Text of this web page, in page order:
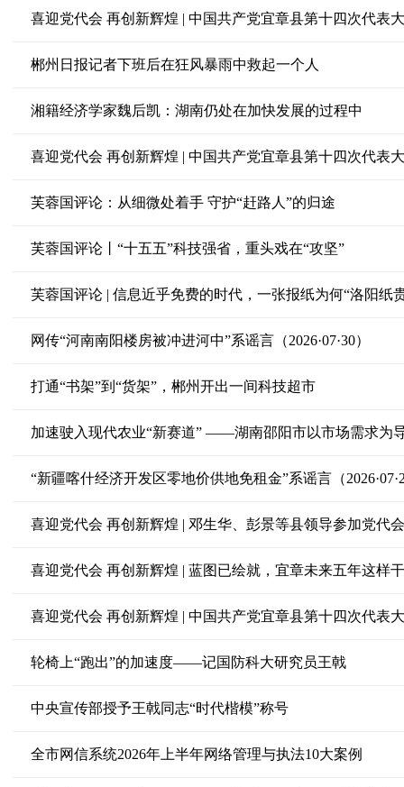
喜迎党代会 再创新辉煌 | 中国共产党宜章县第十四次代表
郴州日报记者下班后在狂风暴雨中救起一个人
湘籍经济学家魏后凯：湖南仍处在加快发展的过程中
喜迎党代会 再创新辉煌 | 中国共产党宜章县第十四次代表
芙蓉国评论：从细微处着手 守护“赶路人”的归途
芙蓉国评论丨“十五五”科技强省，重头戏在“攻坚”
芙蓉国评论 | 信息近乎免费的时代，一张报纸为何“洛阳纸
网传“河南南阳楼房被冲进河中”系谣言（2026·07·30）
打通“书架”到“货架”，郴州开出一间科技超市
加速驶入现代农业“新赛道” ——湖南邵阳市以市场需求为
“新疆喀什经济开发区零地价供地免租金”系谣言（
喜迎党代会 再创新辉煌 | 邓生华、彭景等县领导参加党代
喜迎党代会 再创新辉煌 | 蓝图已绘就，宜章未来五年这样
喜迎党代会 再创新辉煌 | 中国共产党宜章县第十四次代表
轮椅上“跑出”的加速度——记国防科大研究员王戟
中央宣传部授予王戟同志“时代楷模”称号
全市网信系统2026年上半年网络管理与执法10大案例